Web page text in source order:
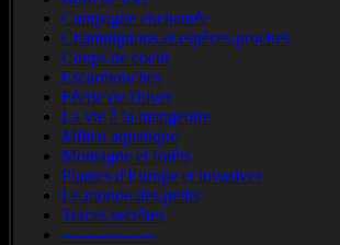
Campagne enchantée
Champignons.et.espèces.proches
Coups de coeur
Escarmouches
Féerie de l'hiver
La vie à la mangeoire
Milieu aquatique
Montagne et forêts
Plantes d'Europe et invasives
Le.monde.des.petits
Traces.secrètes
-----------------